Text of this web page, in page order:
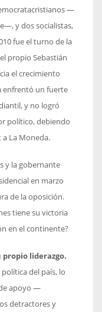
—
y dos socialistas,
fue el turno de la
propio Sebastián
el crecimiento
enfrentó un fuerte
y no logró
político, debiendo
a La Moneda.
y la gobernante
en marzo
de la oposición.
tiene su victoria
en el continente?
liderazgo.
del país, lo
apoyo —
detractores y